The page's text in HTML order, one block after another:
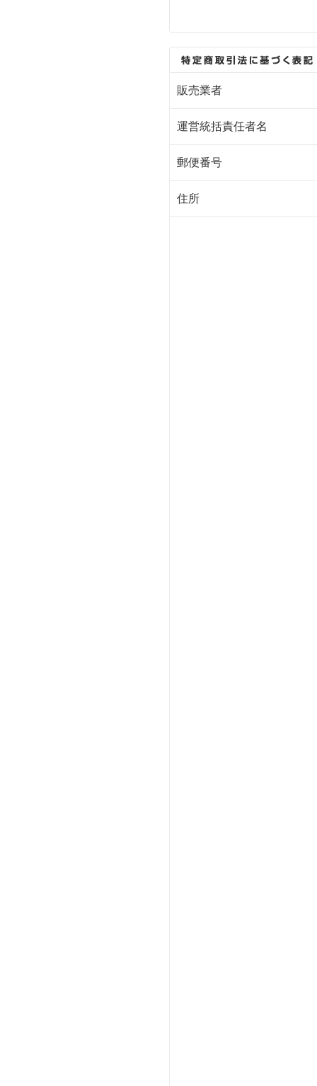
販売業者
運営統括責任者名
郵便番号
住所